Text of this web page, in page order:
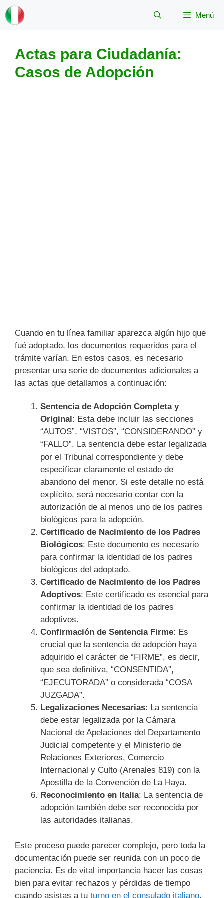
Saltar
al
Menú
Actas para Ciudadanía:
Casos de Adopción
Cuando en tu línea familiar aparezca algún hijo que
fué adoptado, los documentos requeridos para el
trámite varían. En estos casos, es necesario
presentar una serie de documentos adicionales a
las actas que detallamos a continuación:
Sentencia de Adopción Completa y
Original: Esta debe incluir las secciones
“AUTOS”, “VISTOS”, “CONSIDERANDO” y
“FALLO”. La sentencia debe estar legalizada
por el Tribunal correspondiente y debe
especificar claramente el estado de
abandono del menor. Si este detalle no está
explícito, será necesario contar con la
autorización de al menos uno de los padres
biológicos para la adopción.
Certificado de Nacimiento de los Padres
Biológicos: Este documento es necesario
para confirmar la identidad de los padres
biológicos del adoptado.
Certificado de Nacimiento de los Padres
Adoptivos: Este certificado es esencial para
confirmar la identidad de los padres
adoptivos.
Confirmación de Sentencia Firme: Es
crucial que la sentencia de adopción haya
adquirido el carácter de “FIRME”, es decir,
que sea definitiva, “CONSENTIDA”,
“EJECUTORADA” o considerada “COSA
JUZGADA”.
Legalizaciones Necesarias: La sentencia
debe estar legalizada por la Cámara
Nacional de Apelaciones del Departamento
Judicial competente y el Ministerio de
Relaciones Exteriores, Comercio
Internacional y Culto (Arenales 819) con la
Apostilla de la Convención de La Haya.
Reconocimiento en Italia: La sentencia de
adopción también debe ser reconocida por
las autoridades italianas.
Este proceso puede parecer complejo, pero toda la
documentación puede ser reunida con un poco de
paciencia. Es de vital importancia hacer las cosas
bien para evitar rechazos y pérdidas de tiempo
cuando asistas a tu turno en el consulado italiano.